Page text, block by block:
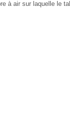
à air sur laquelle le